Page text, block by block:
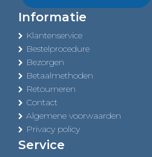
Informatie
Klantenservice
Bestelprocedure
Bezorgen
Betaalmethoden
Retourneren
Contact
Algemene voorwaarden
Privacy policy
Service